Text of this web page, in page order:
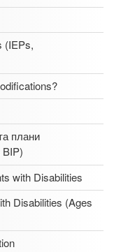
(IEPs,
плани
BIP)
with Disabilities
Disabilities (Ages